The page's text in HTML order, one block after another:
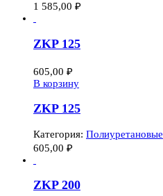
1 585,00 ₽
ZKP 125
605,00 ₽
В корзину
ZKP 125
Категория: Полиуретановые
605,00 ₽
ZKP 200